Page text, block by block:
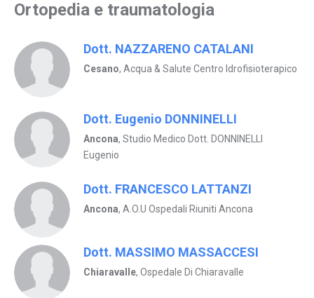
Ortopedia e traumatologia
Dott. NAZZARENO CATALANI
Cesano, Acqua & Salute Centro Idrofisioterapico
Dott. Eugenio DONNINELLI
Ancona, Studio Medico Dott. DONNINELLI
Eugenio
Dott. FRANCESCO LATTANZI
Ancona, A.O.U Ospedali Riuniti Ancona
Dott. MASSIMO MASSACCESI
Chiaravalle, Ospedale Di Chiaravalle